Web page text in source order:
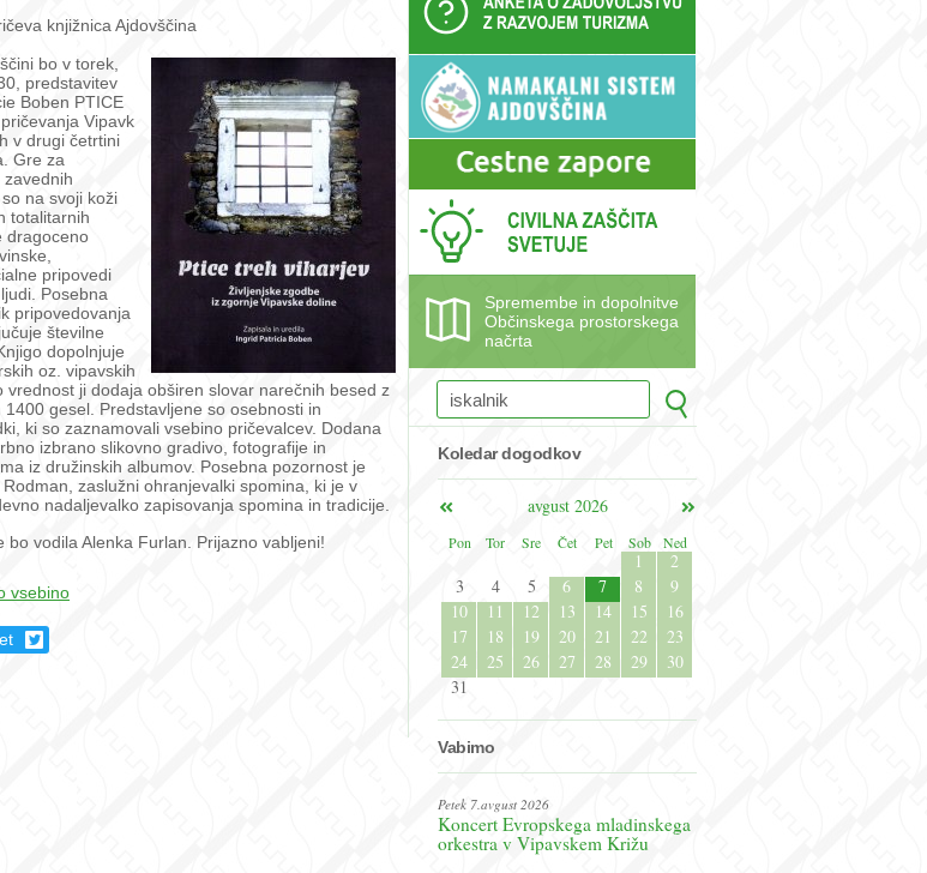
knjižnica Ajdovščina
bo v torek,
predstavitev
Boben PTICE
Vipavk
v drugi četrtini
Gre za
na svoji koži
totalitarnih
dragoceno
pripovedi
Posebna
pripovedovanja
številne
dopolnjuje
oz. vipavskih
vrednost ji dodaja obširen slovar narečnih besed z
gesel. Predstavljene so osebnosti in
ki so zaznamovali vsebino pričevalcev. Dodana
izbrano slikovno gradivo, fotografije in
iz družinskih albumov. Posebna pozornost je
zaslužni ohranjevalki spomina, ki je v
nadaljevalko zapisovanja spomina in tradicije.
bo vodila Alenka Furlan. Prijazno vabljeni!
vsebino
Spremembe in dopolnitve
Občinskega prostorskega
načrta
Koledar dogodkov
avgust 2026
Pon
Tor Sre Čet Pet Sob Ned
1
2
3
4 5 6 7 8
9
10
11 12 13 14 15
16
17
18 19 20 21 22
23
24
25 26 27 28 29
30
31
Vabimo
Petek 7.avgust 2026
Koncert Evropskega mladinskega
orkestra v Vipavskem Križu